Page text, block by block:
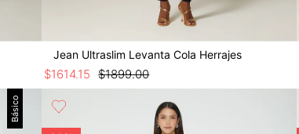
Jean Ultraslim Levanta Cola Herrajes
$1899.00
$1614.15
Básico